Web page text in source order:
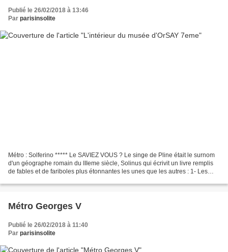
Publié le 26/02/2018 à 13:46
Par parisinsolite
Métro : Solferino ***** Le SAVIEZ VOUS ? Le singe de Pline était le surnom
d'un géographe romain du IIIeme siècle, Solinus qui écrivit un livre remplis
de fables et de fariboles plus étonnantes les unes que les autres : 1- Les
Métro Georges V
Publié le 26/02/2018 à 11:40
Par parisinsolite